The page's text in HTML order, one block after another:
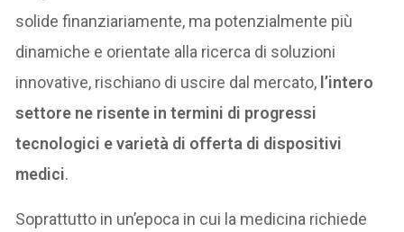
solide finanziariamente, ma potenzialmente più
dinamiche e orientate alla ricerca di soluzioni
innovative, rischiano di uscire dal mercato, l’intero
settore ne risente in termini di progressi
tecnologici e varietà di offerta di dispositivi
medici.
Soprattutto in un’epoca in cui la medicina richiede